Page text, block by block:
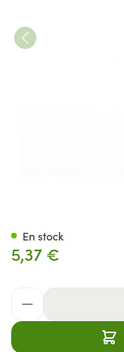
5,37 €
En stock